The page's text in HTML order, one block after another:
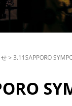
> 3.11SAPPORO